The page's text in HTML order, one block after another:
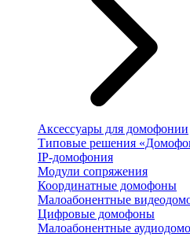
Аксессуары для домофонии
Типовые решения
IP-домофония
Модули сопряжения
Координатные домофоны
Малоабонентные
Цифровые домофоны
Малоабонентные